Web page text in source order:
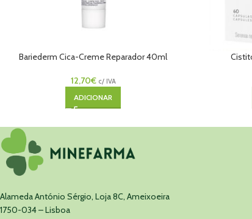
Bariederm Cica-Creme Reparador 40ml
12,70€ c/ IVA
ADICIONAR
Alameda António Sérgio, Loja 8C, Ameixoeira
1750-034 – Lisboa